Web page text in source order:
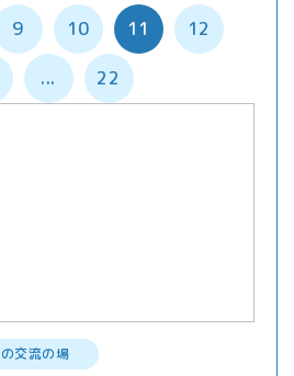
9 10 11 12
... 22
交流の場